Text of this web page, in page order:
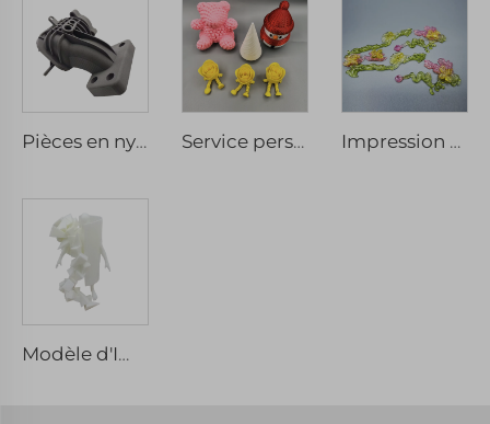
Pièces en nylon PA6 3D imprimées de haute qualité, services de prototypage rapide SLS Service personnalisé d'impression 3D en PLA, cadeaux en impression 3D, ABS, PLA, PETG, TPU Impression 3D personnalisée OEM, prototype rapide en résine transparente SLA DLP, pièces en plastique transparent
Modèle d'Impression 3D Sur Mesure d'Oeuvres d'Art Fabricants d'Impression 3D pour l'Éducation et l'Enseignement